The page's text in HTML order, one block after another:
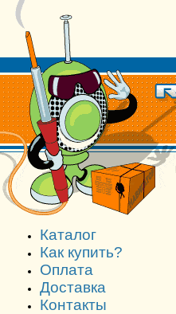
Каталог
Как купить?
Оплата
Доставка
Контакты